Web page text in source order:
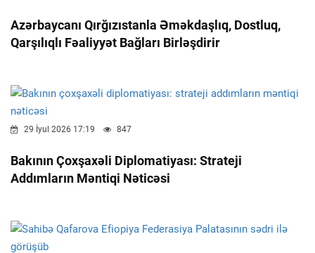
Azərbaycanı Qırğızıstanla Əməkdaşlıq, Dostluq,
Qarşılıqlı Fəaliyyət Bağları Birləşdirir
29 İyul 2026 17:19 847
Bakının Çoxşaxəli Diplomatiyası: Strateji
Addımların Məntiqi Nəticəsi